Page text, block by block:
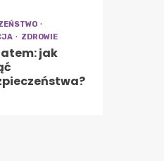
ZDROWIE
jak